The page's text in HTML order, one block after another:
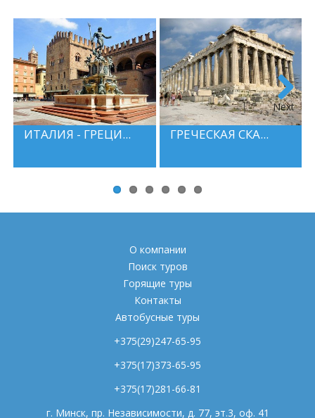
ИТАЛИЯ - ГРЕЦИ... ГРЕЧЕСКАЯ СКА...
Next
О компании
Поиск туров
Горящие туры
Контакты
Автобусные туры
+375(29)247-65-95
+375(17)373-65-95
+375(17)281-66-81
г. Минск, пр. Независимости, д. 77, эт.3, оф. 41